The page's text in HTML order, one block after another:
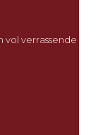
verrassende